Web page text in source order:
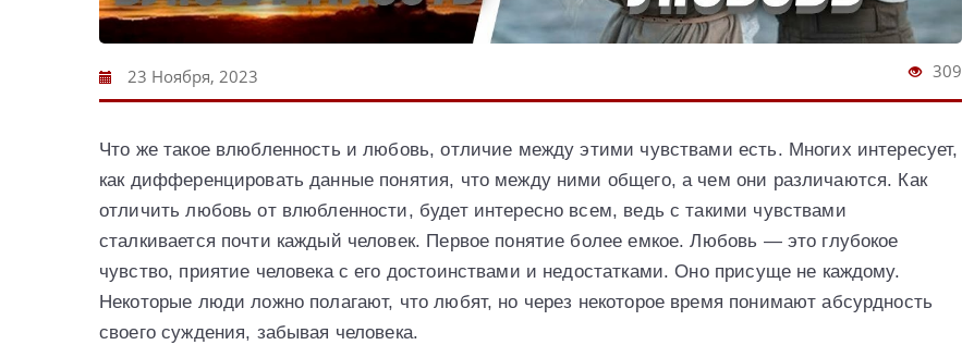
23 Ноября, 2023 309
Что же такое влюбленность и любовь, отличие между этими чувствами есть. Многих интересует,
как дифференцировать данные понятия, что между ними общего, а чем они различаются. Как
отличить любовь от влюбленности, будет интересно всем, ведь с такими чувствами
сталкивается почти каждый человек. Первое понятие более емкое. Любовь — это глубокое
чувство, приятие человека с его достоинствами и недостатками. Оно присуще не каждому.
Некоторые люди ложно полагают, что любят, но через некоторое время понимают абсурдность
своего суждения, забывая человека.